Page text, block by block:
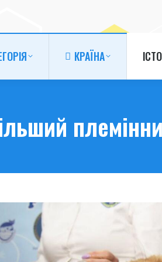
КРАЇНА